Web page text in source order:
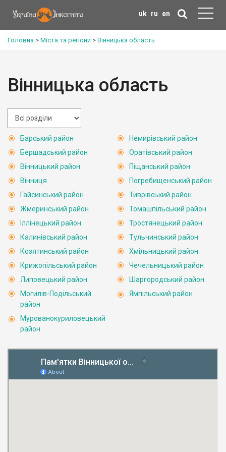
uk ru en
Головна > Міста та регіони > Вінницька область
Вінницька область
Барський район
Бершадський район
Вінницький район
Вінниця
Гайсинський район
Жмеринський район
Іллінецький район
Калинівський район
Козятинський район
Крижопільський район
Липовецький район
Могилів-Подільський
район
Мурованокуриловецький
район
Немирівський район
Оратівський район
Піщанський район
Погребищенський район
Тиврівський район
Томашпільський район
Тростянецький район
Тульчинський район
Хмільницький район
Чечельницький район
Шаргородський район
Ямпільський район